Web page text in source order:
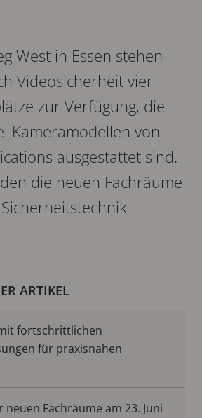
West in Essen stehen
Videosicherheit vier
zur Verfügung, die
Kameramodellen von
ausgestattet sind.
die neuen Fachräume
ARTIKEL
fortschrittlichen
für praxisnahen
neuen Fachräume am 23. Juni